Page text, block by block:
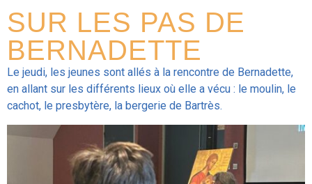
SUR LES PAS DE
BERNADETTE
Le jeudi, les jeunes sont allés à la rencontre de Bernadette,
en allant sur les différents lieux où elle a vécu : le moulin, le
cachot, le presbytère, la bergerie de Bartrès.